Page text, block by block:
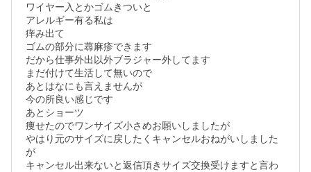
ワイヤー入とかゴムきついと
アレルギー有る私は
痒み出て
ゴムの部分に蕁麻疹できます
だから仕事外出以外ブラジャー外してます
まだ付けて生活して無いので
あとはなにも言えませんが
今の所良い感じです
あとショーツ
痩せたのでワンサイズ小さめお願いしましたが
やはり元のサイズに戻したくキャンセルおねがいしました
が
キャンセル出来ないと返信頂きサイズ交換受けますと言わ